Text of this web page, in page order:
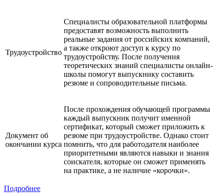
Трудоустройство
Специалисты образовательной платформы
предоставят возможность выполнить
реальные задания от российских компаний,
а также откроют доступ к курсу по
трудоустройству. После получения
теоретических знаний специалисты онлайн-
школы помогут выпускнику составить
резюме и сопроводительные письма.
Документ об
окончании курса
После прохождения обучающей программы
каждый выпускник получит именной
сертификат, который сможет приложить к
резюме при трудоустройстве. Однако стоит
помнить, что для работодателя наиболее
приоритетными являются навыки и знания
соискателя, которые он сможет применять
на практике, а не наличие «корочки».
Подробнее